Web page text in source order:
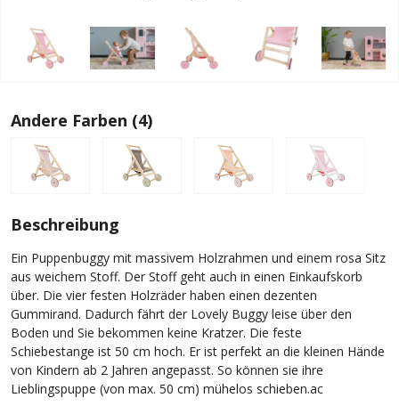
Andere Farben (4)
Beschreibung
Ein Puppenbuggy mit massivem Holzrahmen und einem rosa Sitz
aus weichem Stoff. Der Stoff geht auch in einen Einkaufskorb
über. Die vier festen Holzräder haben einen dezenten
Gummirand. Dadurch fährt der Lovely Buggy leise über den
Boden und Sie bekommen keine Kratzer. Die feste
Schiebestange ist 50 cm hoch. Er ist perfekt an die kleinen Hände
von Kindern ab 2 Jahren angepasst. So können sie ihre
Lieblingspuppe (von max. 50 cm) mühelos schieben.ac